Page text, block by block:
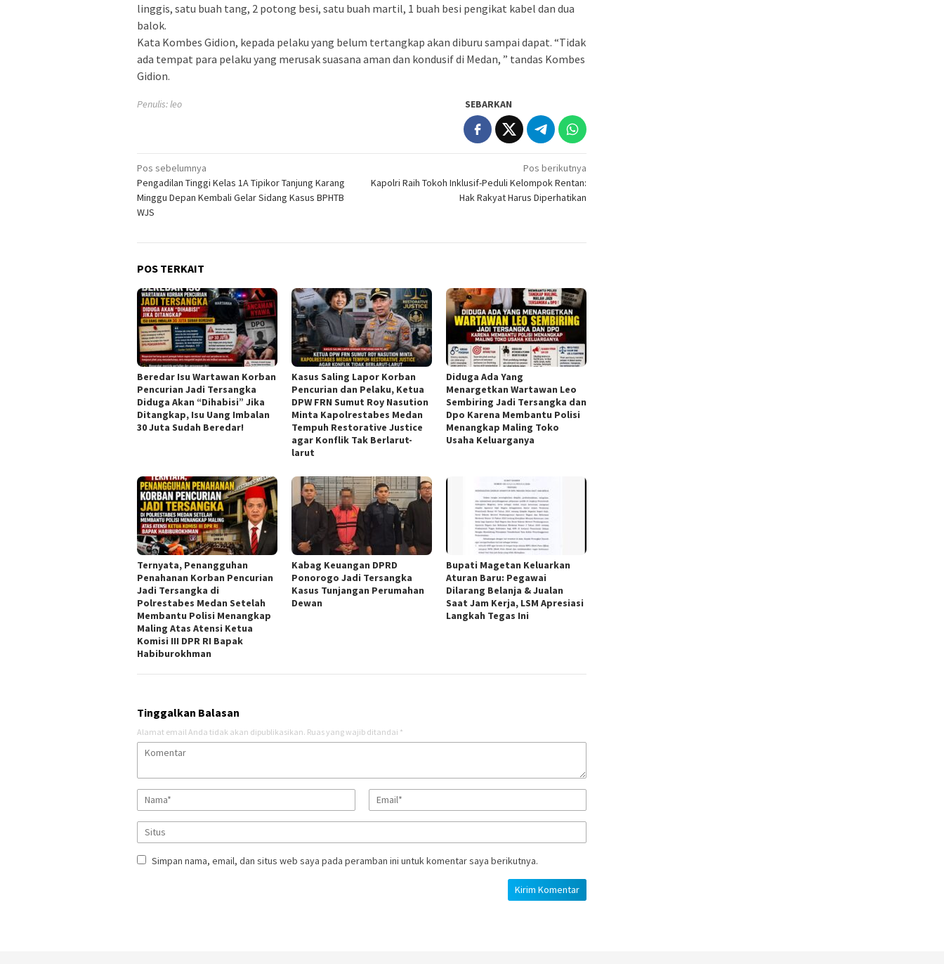
linggis, satu buah tang, 2 potong besi, satu buah martil, 1 buah besi pengikat kabel dan dua
balok.
Kata Kombes Gidion, kepada pelaku yang belum tertangkap akan diburu sampai dapat. “Tidak
ada tempat para pelaku yang merusak suasana aman dan kondusif di Medan, ” tandas Kombes
Gidion.
Penulis: leo SEBARKAN
Navigasi
pos
Pos sebelumnya
Pengadilan Tinggi Kelas 1A Tipikor Tanjung Karang
Minggu Depan Kembali Gelar Sidang Kasus BPHTB
WJS
Pos berikutnya
Kapolri Raih Tokoh Inklusif-Peduli Kelompok Rentan:
Hak Rakyat Harus Diperhatikan
POS TERKAIT
Beredar Isu Wartawan Korban
Pencurian Jadi Tersangka
Diduga Akan “Dihabisi” Jika
Ditangkap, Isu Uang Imbalan
30 Juta Sudah Beredar!
Kasus Saling Lapor Korban
Pencurian dan Pelaku, Ketua
DPW FRN Sumut Roy Nasution
Minta Kapolrestabes Medan
Tempuh Restorative Justice
agar Konflik Tak Berlarut-
larut
Diduga Ada Yang
Menargetkan Wartawan Leo
Sembiring Jadi Tersangka dan
Dpo Karena Membantu Polisi
Menangkap Maling Toko
Usaha Keluarganya
Ternyata, Penangguhan
Penahanan Korban Pencurian
Jadi Tersangka di
Polrestabes Medan Setelah
Membantu Polisi Menangkap
Maling Atas Atensi Ketua
Komisi III DPR RI Bapak
Habiburokhman
Kabag Keuangan DPRD
Ponorogo Jadi Tersangka
Kasus Tunjangan Perumahan
Dewan
Bupati Magetan Keluarkan
Aturan Baru: Pegawai
Dilarang Belanja & Jualan
Saat Jam Kerja, LSM Apresiasi
Langkah Tegas Ini
Tinggalkan Balasan
Alamat email Anda tidak akan dipublikasikan. Ruas yang wajib ditandai *
Simpan nama, email, dan situs web saya pada peramban ini untuk komentar saya berikutnya.